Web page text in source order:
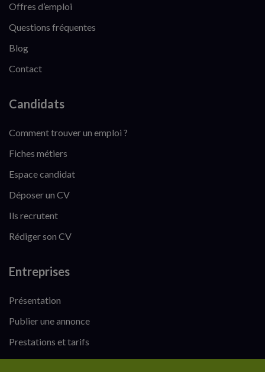
Offres d’emploi
Questions fréquentes
Blog
Contact
Candidats
Comment trouver un emploi ?
Fiches métiers
Espace candidat
Déposer un CV
Ils recrutent
Rédiger son CV
Entreprises
Présentation
Publier une annonce
Prestations et tarifs